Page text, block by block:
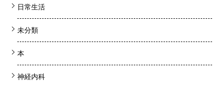
日常生活
未分類
本
神経内科